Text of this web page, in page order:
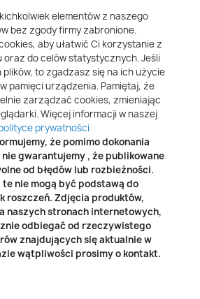
elementów z naszego
bez zgody firmy zabronione.
aby ułatwić Ci korzystanie z
oraz do celów statystycznych. Jeśli
to zgadzasz się na ich użycie
pamięci urządzenia. Pamiętaj, że
zarządzać cookies, zmieniając
Więcej informacji w naszej
prywatności
że pomimo dokonania
gwarantujemy , że publikowane
od błędów lub rozbieżności.
te nie mogą być podstawą do
roszczeń. Zdjęcia produktów,
naszych stronach internetowych,
odbiegać od rzeczywistego
znajdujących się aktualnie w
wątpliwości prosimy o kontakt.